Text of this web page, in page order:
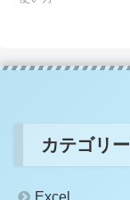
カテゴリー